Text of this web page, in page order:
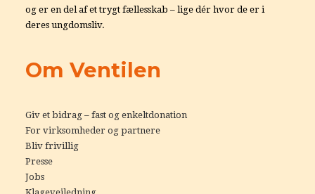
og er en del af et trygt fællesskab – lige dér hvor de er i
deres ungdomsliv.
Om Ventilen
Giv et bidrag – fast og enkeltdonation
For virksomheder og partnere
Bliv frivillig
Presse
Jobs